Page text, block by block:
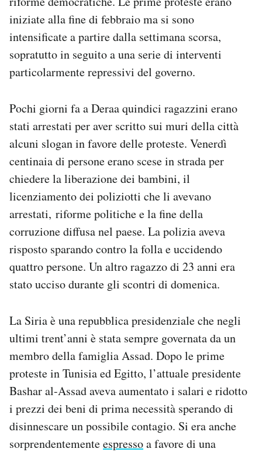
CALENDARIO
AREA PERSONALE
Notifiche mobile
Regala il Post
Hai bisogno di aiuto?
Esci
iniziate alla fine di febbraio ma si sono
intensificate a partire dalla settimana scorsa,
sopratutto in seguito a una serie di interventi
particolarmente repressivi del governo.
Pochi giorni fa a Deraa quindici ragazzini erano
stati arrestati per aver scritto sui muri della città
alcuni slogan in favore delle proteste. Venerdì
centinaia di persone erano scese in strada per
chiedere la liberazione dei bambini, il
licenziamento dei poliziotti che li avevano
arrestati, riforme politiche e la fine della
corruzione diffusa nel paese. La polizia aveva
risposto sparando contro la folla e uccidendo
quattro persone. Un altro ragazzo di 23 anni era
stato ucciso durante gli scontri di domenica.
La Siria è una repubblica presidenziale che negli
ultimi trent’anni è stata sempre governata da un
membro della famiglia Assad. Dopo le prime
proteste in Tunisia ed Egitto, l’attuale presidente
Bashar al-Assad aveva aumentato i salari e ridotto
i prezzi dei beni di prima necessità sperando di
disinnescare un possibile contagio. Si era anche
sorprendentementeespressoa favore di una